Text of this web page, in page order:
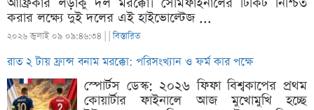
করার লক্ষ্যে দুই দলের এই হাইভোল্টেজ ...
২০২৬ জুলাই ০৯ ০৯:৪৬:৩৪ | |বিস্তারিত
রাত ২ টায় ফ্রান্স বনাম মরক্কো: পরিসংখ্যান ও ফর্ম কার পক্ষে
স্পোর্টস ডেস্ক: ২০২৬ ফিফা বিশ্বকাপের প্রথম
কোয়ার্টার ফাইনালে আজ মুখোমুখি হচ্ছে